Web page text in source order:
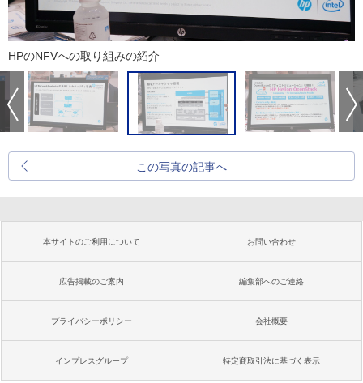
HPのNFVへの取り組みの紹介
この写真の記事へ
本サイトのご利用について お問い合わせ
広告掲載のご案内 編集部へのご連絡
プライバシーポリシー 会社概要
インプレスグループ 特定商取引法に基づく表示